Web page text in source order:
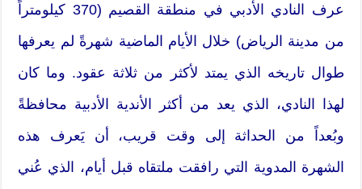
عرف النادي الأدبي في منطقة القصيم (370 كيلومتراً
من مدينة الرياض) خلال الأيام الماضية شهرةً لم يعرفها
طوال تاريخه الذي يمتد لأكثر من ثلاثة عقود. وما كان
لهذا النادي، الذي يعد من أكثر الأندية الأدبية محافظةً
وبُعداً من الحداثة إلى وقت قريب، أن يَعرف هذه
الشهرة المدوية التي رافقت ملتقاه قبل أيام، الذي عُني